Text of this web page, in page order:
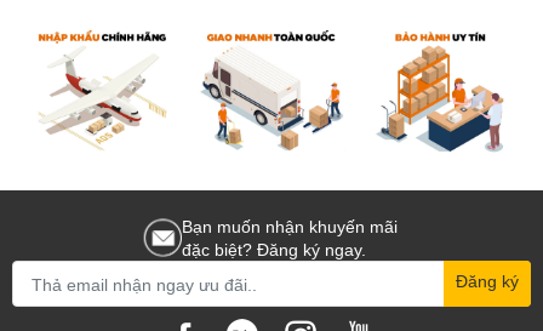
Bạn muốn nhận khuyến mãi
đặc biệt? Đăng ký ngay.
Đăng ký